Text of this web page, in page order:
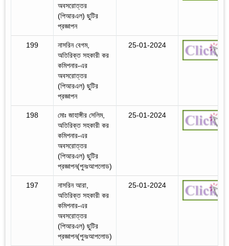
অবসরোত্তর
(পিআরএল) ছুটির
প্রজ্ঞাপন
199
নাসরিন বেগম,
অতিরিক্ত সহকারী কর
কমিশনার-এর
অবসরোত্তর
(পিআরএল) ছুটির
প্রজ্ঞাপন
25-01-2024
198
মোঃ জাহাঙ্গীর সেলিম,
অতিরিক্ত সহকারী কর
কমিশনার-এর
অবসরোত্তর
(পিআরএল) ছুটির
প্রজ্ঞাপন(পুনঃআপলোড)
25-01-2024
197
নাসরিন আরা,
অতিরিক্ত সহকারী কর
কমিশনার-এর
অবসরোত্তর
(পিআরএল) ছুটির
প্রজ্ঞাপন(পুনঃআপলোড)
25-01-2024